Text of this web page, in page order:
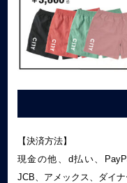
【決済方法】
現金の他、d払い、
JCB、アメックス、ダイ